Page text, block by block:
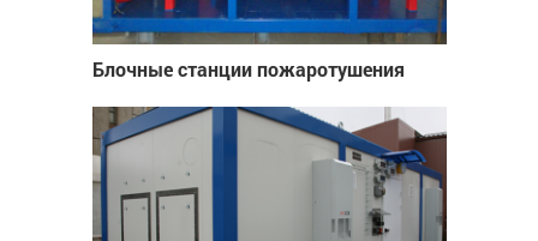
Блочные станции пожаротушения